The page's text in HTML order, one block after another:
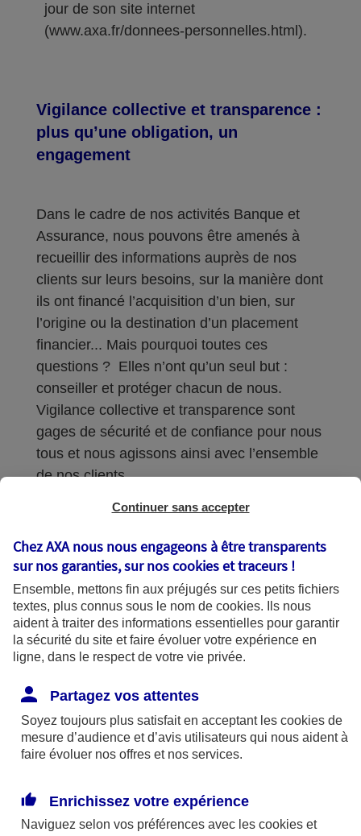
jour de son site internet
(www.axa.fr/donnees-personnelles.html).
Vigilance collective et transparence :
plus qu’une obligation, un
engagement
Dans le cadre de nos activités Banque et
Assurance, nous pouvons être amenés à
recueillir des informations auprès de nos
clients sur leurs besoins, sur la manière dont
ils ont financé l’acquisition d’un bien, sur
l’origine ou la destination d’un placement
financier... Mais pourquoi toutes ces
questions ? Elles n’ont qu’un seul but :
conseiller et protéger chacun de nous.
Vigilance collective et transparence sont
gages de sécurité et de confiance pour nous
tous et nous agissons ainsi avec l’ensemble
de nos clients.
L'utilisation de vos données
AXA France utilise vos données dans le
cadre de finalités se fondant sur les bases
Bases légales
Finalités
Continuer sans accepter
Chez AXA nous nous engageons à être transparents
sur nos garanties, sur noscookies et traceurs !
Ensemble, mettons fin aux préjugés sur ces petits fichiers
textes, plus connus sous le nom de cookies. Ils nous
aident à traiter des informations essentielles pour garantir
la sécurité du site et faire évoluer votre expérience en
ligne, dans le respect de votre vie privée.
Partagez vos attentes
Soyez toujours plus satisfait en acceptant les cookies de
mesure d’audience et d’avis utilisateurs qui nous aident à
faire évoluer nos offres et nos services.
Enrichissez votre expérience
Naviguez selon vos préférences avec les cookies et